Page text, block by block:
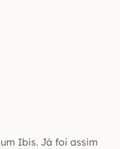
Ibis. Já foi assim